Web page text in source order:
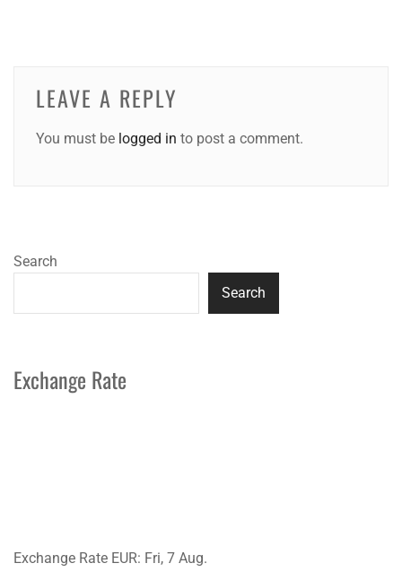
LEAVE A REPLY
You must be logged in to post a comment.
Search
Search
Exchange Rate
Exchange Rate EUR: Fri, 7 Aug.